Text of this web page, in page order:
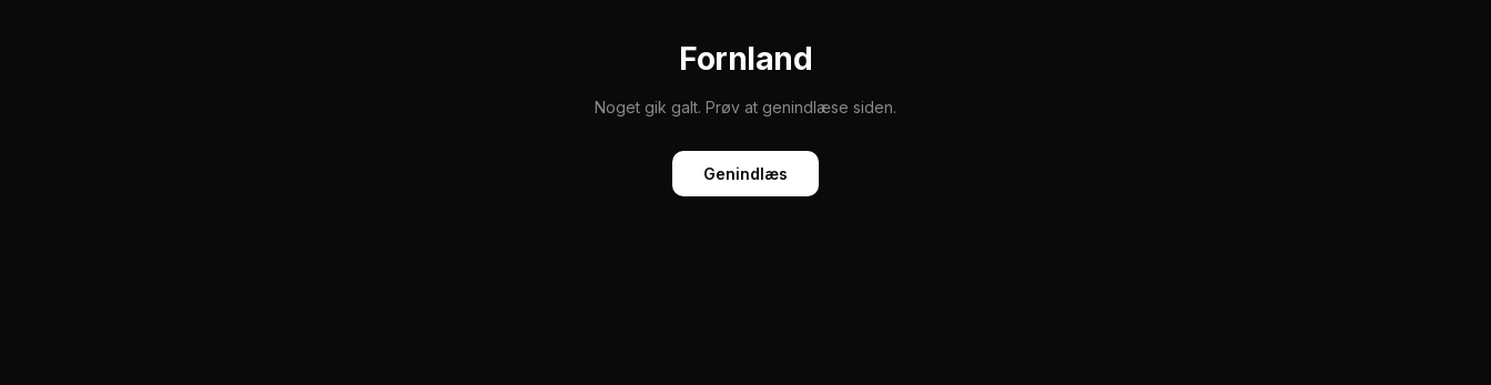
Fornland
Noget gik galt. Prøv at genindlæse siden.
Genindlæs